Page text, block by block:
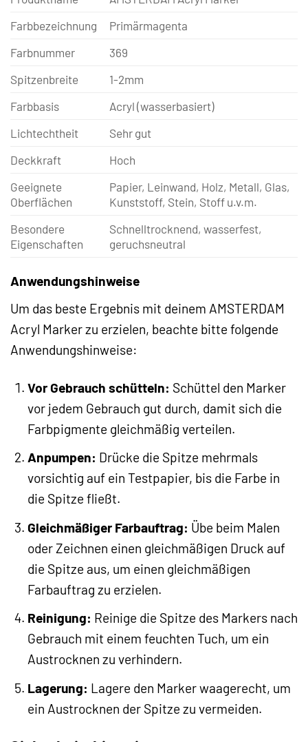
Farbbezeichnung
Primärmagenta
Farbnummer
369
Spitzenbreite
1-2mm
Farbbasis
Acryl (wasserbasiert)
Lichtechtheit
Sehr gut
Deckkraft
Hoch
Geeignete
Oberflächen
Papier, Leinwand, Holz, Metall, Glas,
Kunststoff, Stein, Stoff u.v.m.
Besondere
Eigenschaften
Schnelltrocknend, wasserfest,
geruchsneutral
Anwendungshinweise
Um das beste Ergebnis mit deinem AMSTERDAM
Acryl Marker zu erzielen, beachte bitte folgende
Anwendungshinweise:
Vor Gebrauch schütteln: Schüttel den Marker
vor jedem Gebrauch gut durch, damit sich die
Farbpigmente gleichmäßig verteilen.
Anpumpen: Drücke die Spitze mehrmals
vorsichtig auf ein Testpapier, bis die Farbe in
die Spitze fließt.
Gleichmäßiger Farbauftrag: Übe beim Malen
oder Zeichnen einen gleichmäßigen Druck auf
die Spitze aus, um einen gleichmäßigen
Farbauftrag zu erzielen.
Reinigung: Reinige die Spitze des Markers nach
Gebrauch mit einem feuchten Tuch, um ein
Austrocknen zu verhindern.
Lagerung: Lagere den Marker waagerecht, um
ein Austrocknen der Spitze zu vermeiden.